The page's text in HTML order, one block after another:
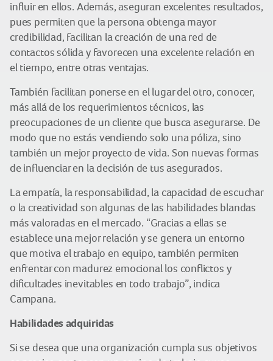
influir en ellos. Además, aseguran excelentes resultados,
pues permiten que la persona obtenga mayor
credibilidad, facilitan la creación de una red de
contactos sólida y favorecen una excelente relación en
el tiempo, entre otras ventajas.
También facilitan ponerse en el lugar del otro, conocer,
más allá de los requerimientos técnicos, las
preocupaciones de un cliente que busca asegurarse. De
modo que no estás vendiendo solo una póliza, sino
también un mejor proyecto de vida. Son nuevas formas
de influenciar en la decisión de tus asegurados.
La empatía, la responsabilidad, la capacidad de escuchar
o la creatividad son algunas de las habilidades blandas
más valoradas en el mercado. “Gracias a ellas se
establece una mejor relación y se genera un entorno
que motiva el trabajo en equipo, también permiten
enfrentar con madurez emocional los conflictos y
dificultades inevitables en todo trabajo”, indica
Campana.
Habilidades adquiridas
Si se desea que una organización cumpla sus objetivos